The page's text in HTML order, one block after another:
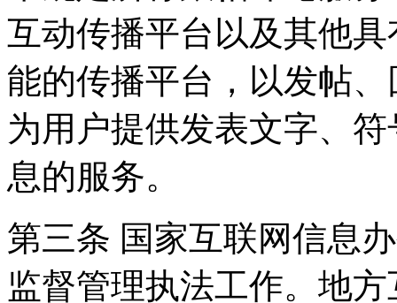
互动传播平台以及其他
能的传播平台，以发帖
为用户提供发表文字、
息的服务。
第三条 国家互联网信息
监督管理执法工作。地